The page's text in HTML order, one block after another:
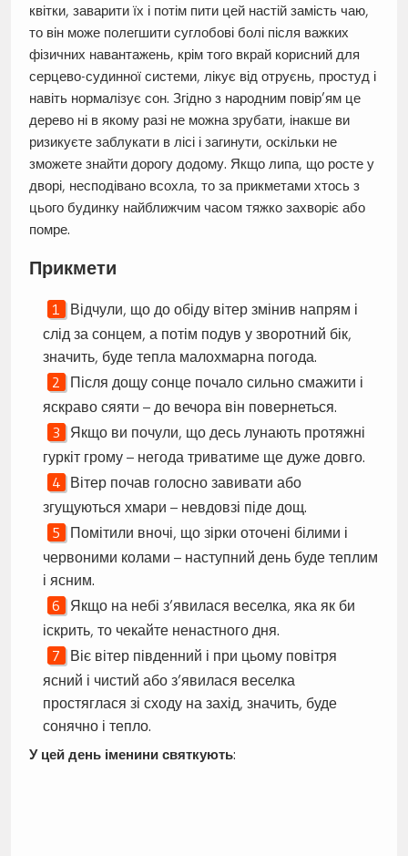
квітки, заварити їх і потім пити цей настій замість чаю,
то він може полегшити суглобові болі після важких
фізичних навантажень, крім того вкрай корисний для
серцево-судинної системи, лікує від отруєнь, простуд і
навіть нормалізує сон. Згідно з народним повір’ям це
дерево ні в якому разі не можна зрубати, інакше ви
ризикуєте заблукати в лісі і загинути, оскільки не
зможете знайти дорогу додому. Якщо липа, що росте у
дворі, несподівано всохла, то за прикметами хтось з
цього будинку найближчим часом тяжко захворіє або
помре.
Прикмети
Відчули, що до обіду вітер змінив напрям і
слід за сонцем, а потім подув у зворотний бік,
значить, буде тепла малохмарна погода.
Після дощу сонце почало сильно смажити і
яскраво сяяти – до вечора він повернеться.
Якщо ви почули, що десь лунають протяжні
гуркіт грому – негода триватиме ще дуже довго.
Вітер почав голосно завивати або
згущуються хмари – невдовзі піде дощ.
Помітили вночі, що зірки оточені білими і
червоними колами – наступний день буде теплим
і ясним.
Якщо на небі з’явилася веселка, яка як би
іскрить, то чекайте ненастного дня.
Віє вітер південний і при цьому повітря
ясний і чистий або з’явилася веселка
простяглася зі сходу на захід, значить, буде
сонячно і тепло.
У цей день іменини святкують: